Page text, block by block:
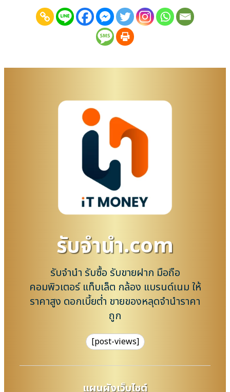
รับจํานํา.com
รับจำนำ รับซื้อ รับขายฝาก มือถือ
คอมพิวเตอร์ แท็บเล็ต กล้อง แบรนด์เนม ให้
ราคาสูง ดอกเบี้ยต่ำ ขายของหลุดจำนำราคา
ถูก
[post-views]
แผนผังเว็บไซต์